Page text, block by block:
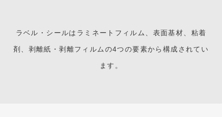
ラベル・シールはラミネートフィルム、表面基材、粘着
剤、剥離紙・剥離フィルムの4つの要素から構成されてい
ます。